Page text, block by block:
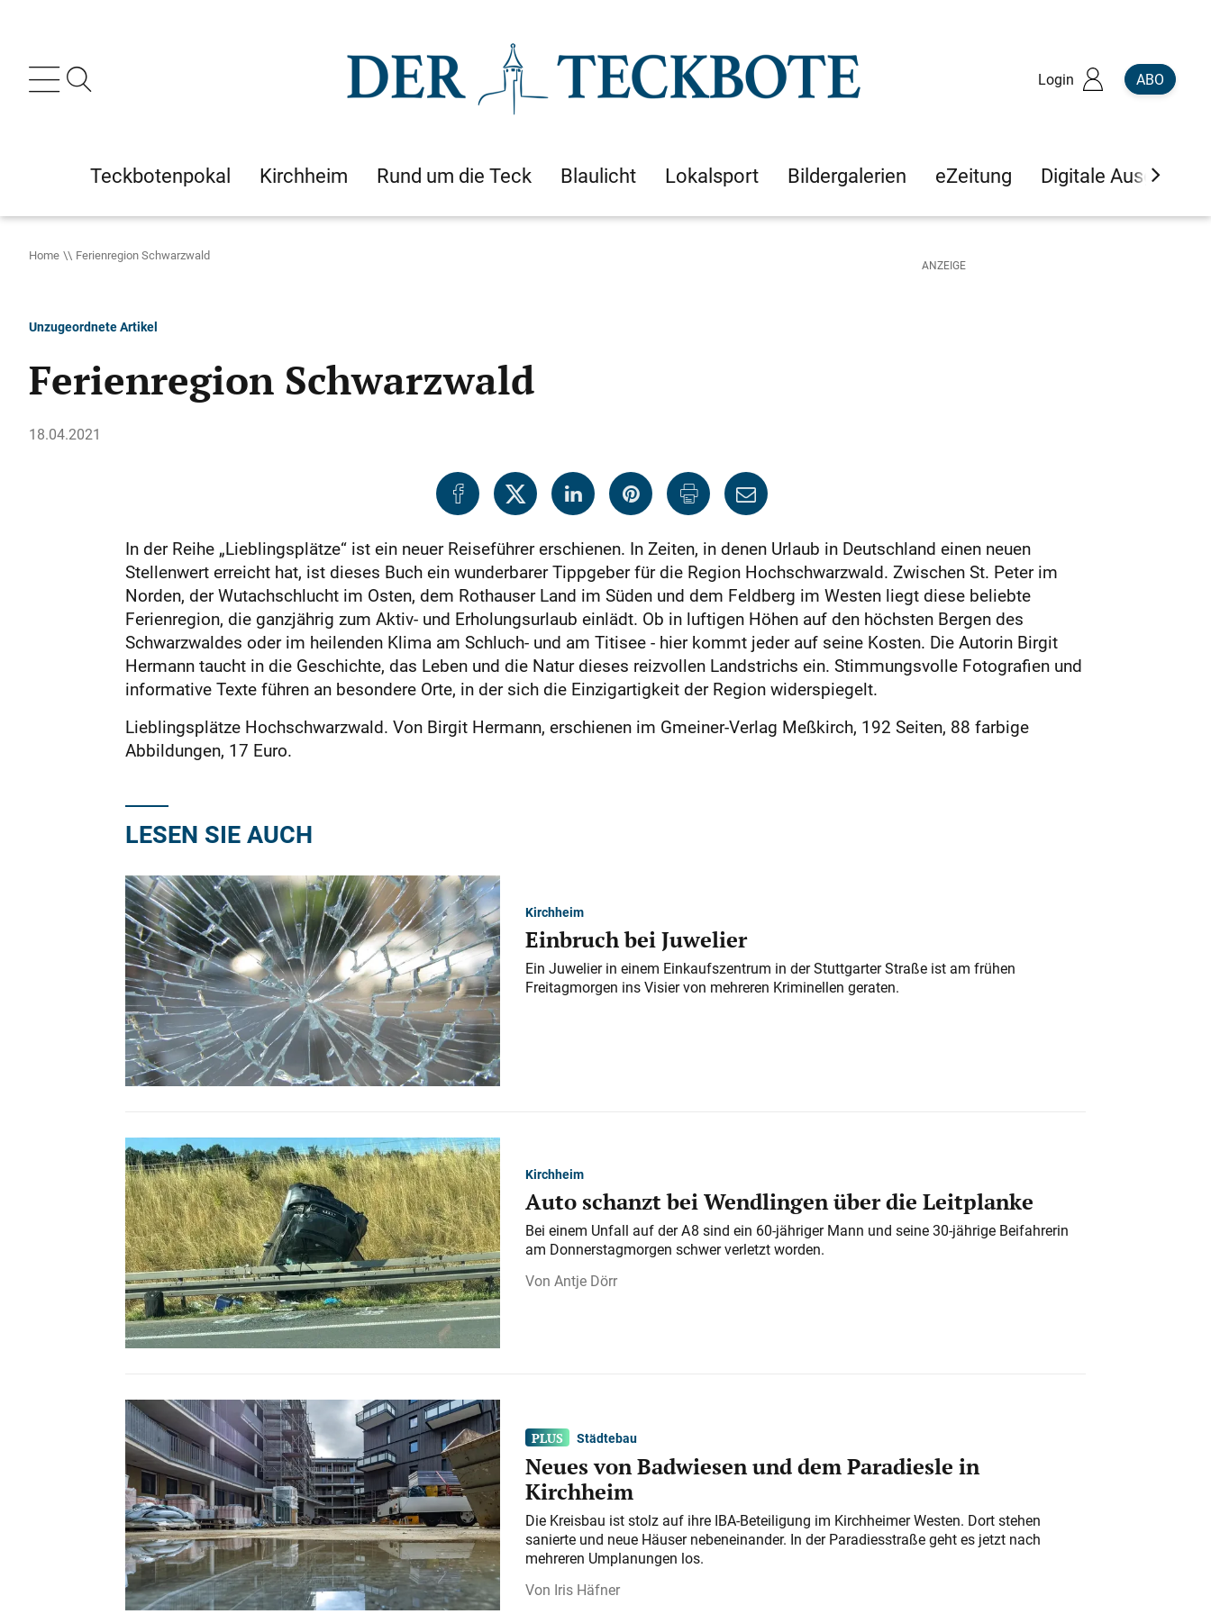
Login ABO
Teckbotenpokal Kirchheim Rund um die Teck Blaulicht Lokalsport Bildergalerien eZeitung Digitale Ausgaben
Home Ferienregion Schwarzwald
Unzugeordnete Artikel
Ferienregion Schwarzwald
18.04.2021
In der Reihe „Lieblingsplätze“ ist ein neuer Reiseführer erschienen. In Zeiten, in denen Urlaub in Deutschland einen neuen
Stellenwert erreicht hat, ist dieses Buch ein wunderbarer Tippgeber für die Region Hochschwarzwald. Zwischen St. Peter im
Norden, der Wutachschlucht im Osten, dem Rothauser Land im Süden und dem Feldberg im Westen liegt diese beliebte
Ferienregion, die ganzjährig zum Aktiv- und Erholungsurlaub einlädt. Ob in luftigen Höhen auf den höchsten Bergen des
Schwarzwaldes oder im heilenden Klima am Schluch- und am Titisee - hier kommt jeder auf seine Kosten. Die Autorin Birgit
Hermann taucht in die Geschichte, das Leben und die Natur dieses reizvollen Landstrichs ein. Stimmungsvolle Fotografien und
informative Texte führen an besondere Orte, in der sich die Einzigartigkeit der Region widerspiegelt.
Lieblingsplätze Hochschwarzwald. Von Birgit Hermann, erschienen im Gmeiner-Verlag Meßkirch, 192 Seiten, 88 farbige
Abbildungen, 17 Euro.
LESEN SIE AUCH
Kirchheim
Einbruch bei Juwelier
Ein Juwelier in einem Einkaufszentrum in der Stuttgarter Straße ist am frühen
Freitagmorgen ins Visier von mehreren Kriminellen geraten.
Kirchheim
Auto schanzt bei Wendlingen über die Leitplanke
Bei einem Unfall auf der A 8 sind ein 60-jähriger Mann und seine 30-jährige Beifahrerin
am Donnerstagmorgen schwer verletzt worden.
Antje Dörr
Städtebau
Neues von Badwiesen und dem Paradiesle in
Kirchheim
Die Kreisbau ist stolz auf ihre IBA-Beteiligung im Kirchheimer Westen. Dort stehen
sanierte und neue Häuser nebeneinander. In der Paradiesstraße geht es jetzt nach
mehreren Umplanungen los.
Iris Häfner